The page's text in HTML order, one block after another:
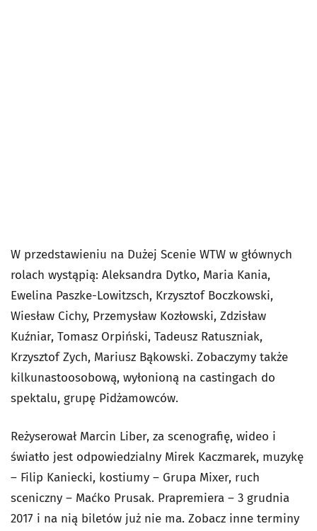
W przedstawieniu na Dużej Scenie WTW w głównych
rolach wystąpią: Aleksandra Dytko, Maria Kania,
Ewelina Paszke-Lowitzsch, Krzysztof Boczkowski,
Wiesław Cichy, Przemysław Kozłowski, Zdzisław
Kuźniar, Tomasz Orpiński, Tadeusz Ratuszniak,
Krzysztof Zych, Mariusz Bąkowski. Zobaczymy także
kilkunastoosobową, wyłonioną na castingach do
spektalu, grupę Pidżamowców.
Reżyserował Marcin Liber, za scenografię, wideo i
światło jest odpowiedzialny Mirek Kaczmarek, muzykę
– Filip Kaniecki, kostiumy – Grupa Mixer, ruch
sceniczny – Maćko Prusak. Prapremiera – 3 grudnia
2017 i na nią biletów już nie ma. Zobacz inne terminy